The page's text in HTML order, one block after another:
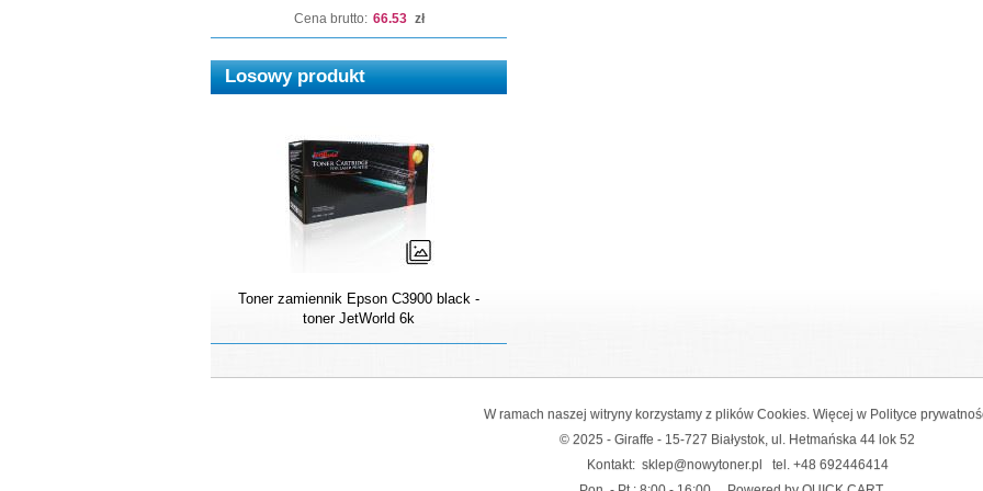
Cena brutto: 66.53 zł
Losowy produkt
Toner zamiennik Epson C3900 black -
toner JetWorld 6k
W ramach naszej witryny korzystamy z plików Cookies. Więcej w Polityce
© 2025 - Giraffe - 15-727 Białystok, ul. Hetmańska 44 lok 52
Kontakt: sklep@nowytoner.pl tel. +48 692446414